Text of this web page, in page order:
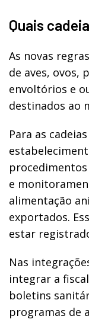
Quais
As novas
de aves, ovos,
envoltórios e
destinados ao
Para as
e
alimentação
exportados.
estar
Nas
integrar a
boletins
programas de